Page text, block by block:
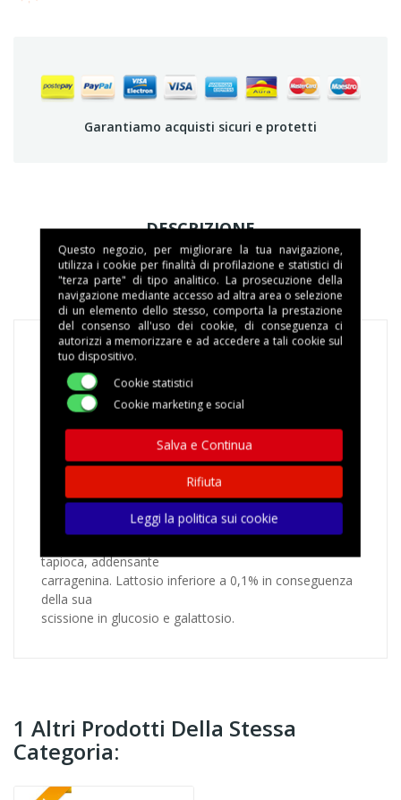
Garantiamo acquisti sicuri e protetti
DESCRIZIONE
DETTAGLI DEL PRODOTTO
Crema Fredda Caffèè la novità di Caffè Borbone per
offrire un break fresco e veloceal gusto caffè.
Crema a base dilatte con caffè solubile
- UHT a lunga conservazione
Ingredienti:
60%, panna 23%, zucchero, caffè solubile 1,2%,
tapioca, addensante
carragenina. Lattosio inferiore a 0,1% in conseguenza
della sua
scissione in glucosio e galattosio.
1 Altri Prodotti Della Stessa
Categoria:
Questo negozio, per migliorare la tua navigazione,
utilizza i cookie per finalità di profilazione e statistici di
"terza parte" di tipo analitico. La prosecuzione della
navigazione mediante accesso ad altra area o selezione
di un elemento dello stesso, comporta la prestazione
del consenso all'uso dei cookie, di conseguenza ci
autorizzi a memorizzare e ad accedere a tali cookie sul
tuo dispositivo.
Cookie statistici
Cookie marketing e social
Salva e Continua
Rifiuta
Leggi la politica sui cookie